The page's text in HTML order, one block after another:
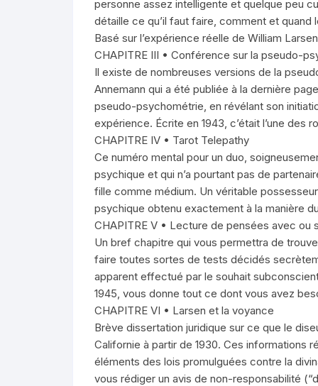
personne assez intelligente et quelque peu
détaille ce qu’il faut faire, comment et
Basé sur l’expérience réelle de William
CHAPITRE III • Conférence sur la pseudo-
Il existe de nombreuses versions de la
Annemann qui a été publiée à la dernière
pseudo-psychométrie, en révélant son
expérience. Écrite en 1943, c’était l’une des
CHAPITRE IV • Tarot Telepathy
Ce numéro mental pour un duo,
psychique et qui n’a pourtant pas de
fille comme médium. Un véritable
psychique obtenu exactement à la manière
CHAPITRE V • Lecture de pensées avec ou
Un bref chapitre qui vous permettra de
faire toutes sortes de tests décidés
apparent effectué par le souhait
1945, vous donne tout ce dont vous avez
CHAPITRE VI • Larsen et la voyance
Brève dissertation juridique sur ce que le
Californie à partir de 1930. Ces informations
éléments des lois promulguées contre la
vous rédiger un avis de non-responsabilité